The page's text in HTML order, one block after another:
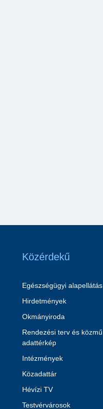
Közérdekű
Egészségügyi alapellátás
Hirdetmények
Okmányiroda
Rendezési terv és közmű
adattérkép
Intézmények
Közadattár
Hévízi TV
Testvérvárosok